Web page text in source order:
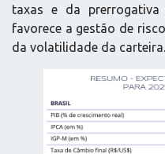
taxas e da
favorece a gestão de
da volatilidade da carteira.